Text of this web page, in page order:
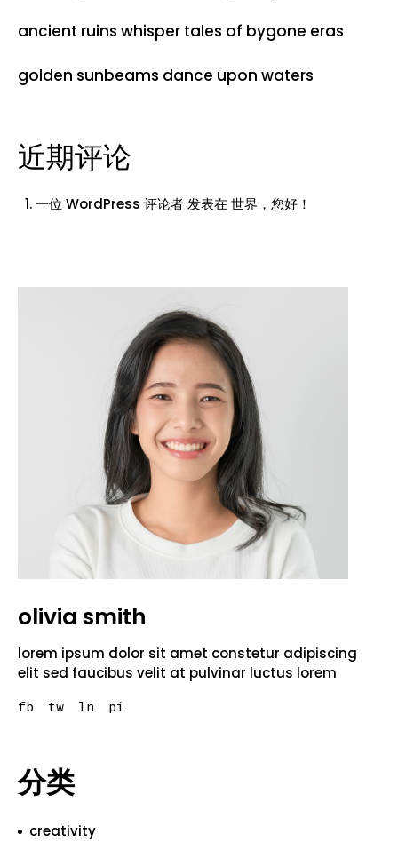
ancient ruins whisper tales of bygone eras
golden sunbeams dance upon waters
近期评论
一位 WordPress 评论者发表在 世界，您好！
olivia smith
lorem ipsum dolor sit amet constetur adipiscing
elit sed faucibus velit at pulvinar luctus lorem
fb tw ln pi
分类
creativity